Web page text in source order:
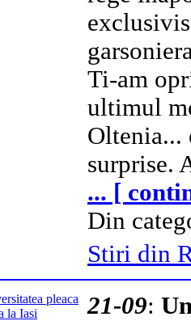
Ti-am
ultimul
Oltenia...
surprise.
... [
Din
Stiri din
21-09: